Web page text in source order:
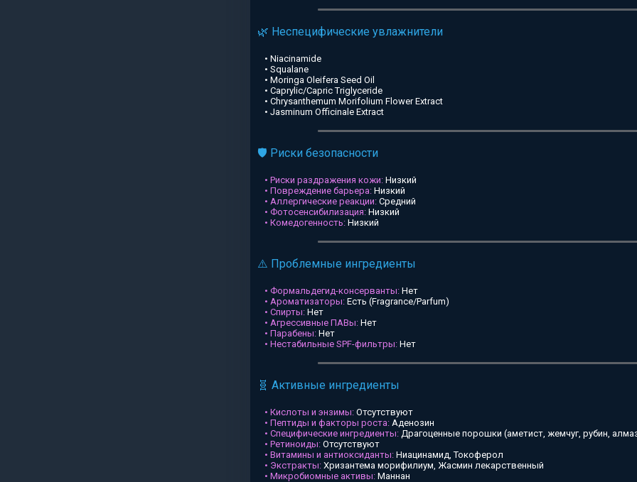
🌿 Неспецифические увлажнители
• Niacinamide
• Squalane
• Moringa Oleifera Seed Oil
• Caprylic/Capric Triglyceride
• Chrysanthemum Morifolium Flower Extract
• Jasminum Officinale Extract
🛡️ Риски безопасности
• Риски раздражения кожи: Низкий
• Повреждение барьера: Низкий
• Аллергические реакции: Средний
• Фотосенсибилизация: Низкий
• Комедогенность: Низкий
⚠️ Проблемные ингредиенты
• Формальдегид-консерванты: Нет
• Ароматизаторы: Есть (Fragrance/Parfum)
• Спирты: Нет
• Агрессивные ПАВы: Нет
• Парабены: Нет
• Нестабильные SPF-фильтры: Нет
🧬 Активные ингредиенты
• Кислоты и энзимы: Отсутствуют
• Пептиды и факторы роста: Аденозин
• Специфические ингредиенты: Драгоценные порошки (аметист, жемчуг, рубин,
• Ретиноиды: Отсутствуют
• Витамины и антиоксиданты: Ниацинамид, Токоферол
• Экстракты: Хризантема морифилиум, Жасмин лекарственный
• Микробиомные активы: Маннан